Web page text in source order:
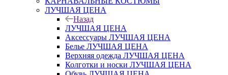
ЛУЧШАЯ ЦЕНА
Назад
ЛУЧШАЯ ЦЕНА
Аксессуары ЛУЧШАЯ ЦЕНА
Белье ЛУЧШАЯ ЦЕНА
Верхняя одежда ЛУЧШАЯ ЦЕНА
Колготки и носки ЛУЧШАЯ ЦЕНА